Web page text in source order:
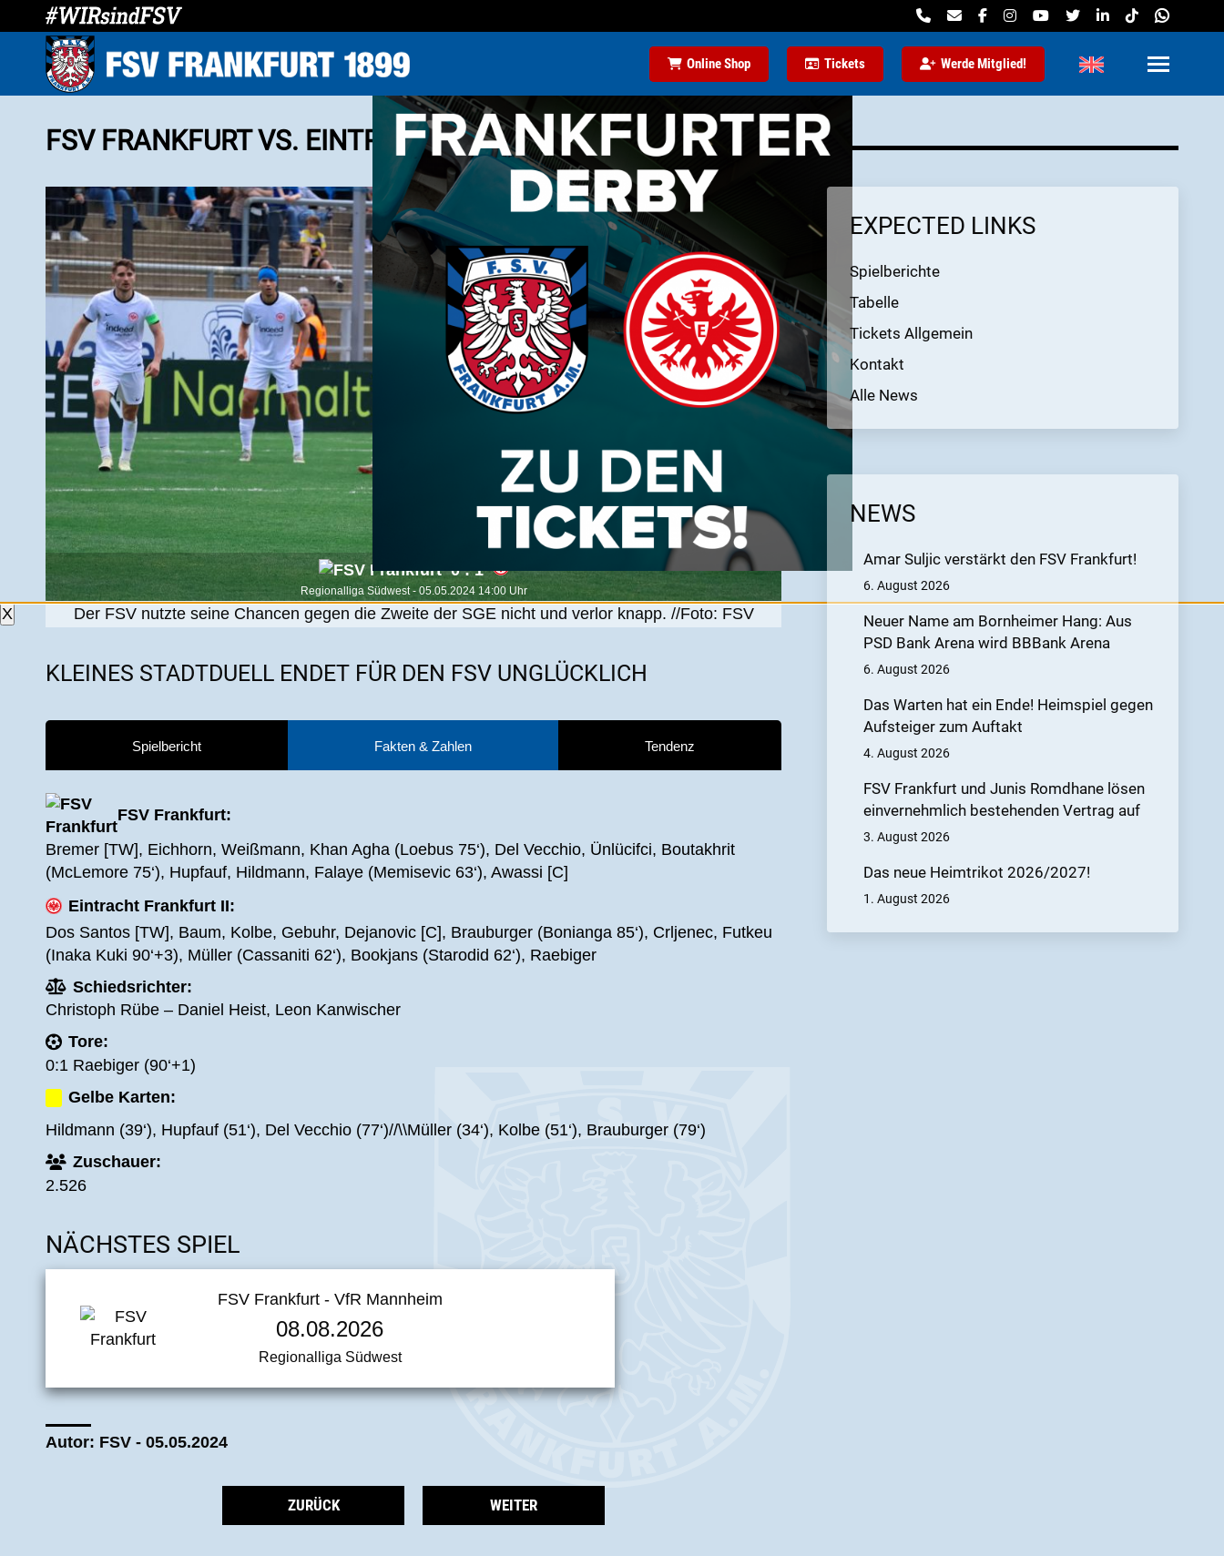
Online Shop Tickets Werde Mitglied!
FSV FRANKFURT VS. EINTRACHT FRANKFURT II 0:1
0 : 1
Regionalliga Südwest - 05.05.2024 14:00 Uhr
Der FSV nutzte seine Chancen gegen die Zweite der SGE nicht und verlor knapp. //Foto: FSV
KLEINES STADTDUELL ENDET FÜR DEN FSV UNGLÜCKLICH
Spielbericht Fakten & Zahlen Tendenz
FSV Frankfurt:
Bremer [TW], Eichhorn, Weißmann, Khan Agha (Loebus 75‘), Del Vecchio, Ünlücifci, Boutakhrit
(McLemore 75‘), Hupfauf, Hildmann, Falaye (Memisevic 63‘), Awassi [C]
Eintracht Frankfurt II:
Dos Santos [TW], Baum, Kolbe, Gebuhr, Dejanovic [C], Brauburger (Bonianga 85‘), Crljenec, Futkeu
(Inaka Kuki 90‘+3), Müller (Cassaniti 62‘), Bookjans (Starodid 62‘), Raebiger
Schiedsrichter:
Christoph Rübe – Daniel Heist, Leon Kanwischer
Tore:
0:1 Raebiger (90‘+1)
Gelbe Karten:
Hildmann (39‘), Hupfauf (51‘), Del Vecchio (77‘)//\\Müller (34‘), Kolbe (51‘), Brauburger (79‘)
Zuschauer:
2.526
NÄCHSTES SPIEL
FSV Frankfurt - VfR Mannheim
08.08.2026
Regionalliga Südwest
Autor: FSV - 05.05.2024
ZURÜCK WEITER
EXPECTED LINKS
Spielberichte
Tabelle
Tickets Allgemein
Kontakt
Alle News
NEWS
Amar Suljic verstärkt den FSV Frankfurt!
6. August 2026
Neuer Name am Bornheimer Hang: Aus
PSD Bank Arena wird BBBank Arena
6. August 2026
Das Warten hat ein Ende! Heimspiel gegen
Aufsteiger zum Auftakt
4. August 2026
FSV Frankfurt und Junis Romdhane lösen
einvernehmlich bestehenden Vertrag auf
3. August 2026
Das neue Heimtrikot 2026/2027!
1. August 2026
X